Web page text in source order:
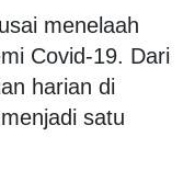
menelaah
Covid-19. Dari
harian di
satu